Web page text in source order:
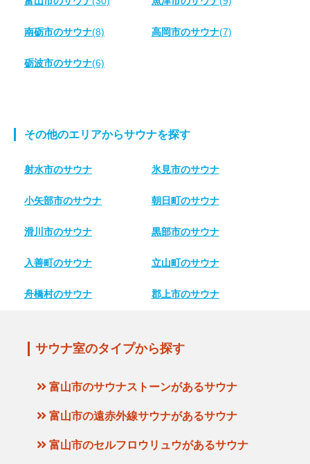
南砺市のサウナ(8) 高岡市のサウナ(7)
砺波市のサウナ(6)
その他のエリアからサウナを探す
射水市のサウナ 氷見市のサウナ
小矢部市のサウナ 朝日町のサウナ
滑川市のサウナ 黒部市のサウナ
入善町のサウナ 立山町のサウナ
舟橋村のサウナ 郡上市のサウナ
サウナ室のタイプから探す
富山市のサウナストーンがあるサウナ
富山市の遠赤外線サウナがあるサウナ
富山市のセルフロウリュウがあるサウナ